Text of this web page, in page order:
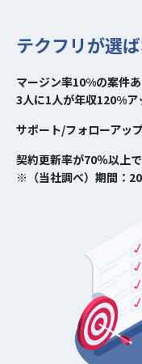
テクフリが選
マージン率10%の案件あ
3人に1人が年収120%ア
サポート/フォローアッ
契約更新率が70％以上
※（当社調べ）期間：